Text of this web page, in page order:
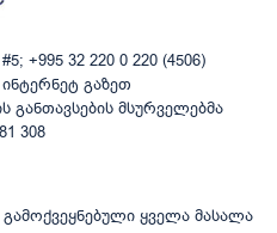
+995 32 220 0 220 (4506)
გაზეთ
განთავსების მსურველებმა
308
გამოქვეყნებული ყველა მასალა